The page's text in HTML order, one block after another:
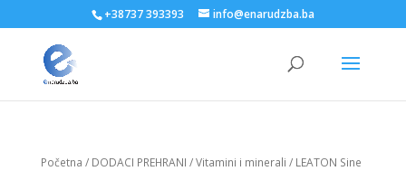
+38737 393393 info@enarudzba.ba
Početna / DODACI PREHRANI /Vitamini i minerali / LEATON Sine